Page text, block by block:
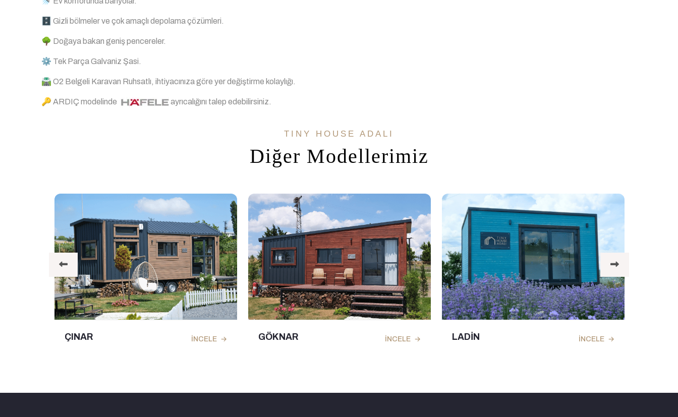
🗄 Gizli bölmeler ve çok amaçlı depolama çözümleri.
🌳 Doğaya bakan geniş pencereler.
⚙ Tek Parça Galvaniz Şasi.
🛣 O2 Belgeli Karavan Ruhsatlı, ihtiyacınıza göre yer değiştirme kolaylığı.
🔑 ARDIÇ modelinde ayrıcalığını talep edebilirsiniz.
TINY HOUSE ADALI
Diğer Modellerimiz
ÇINAR İNCELE GÖKNAR İNCELE LADIN İNCELE